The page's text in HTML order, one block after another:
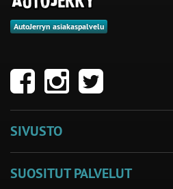
AutoJerryn asiakaspalvelu
SIVUSTO
SUOSITUT PALVELUT